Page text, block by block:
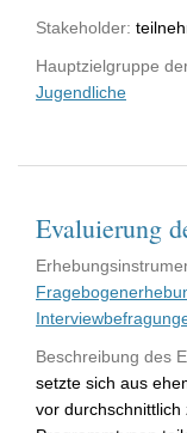
Stakeholder:
Hauptzielgruppe
Jugendliche
Evaluierung
Beschreibung des
setzte sich aus
vor